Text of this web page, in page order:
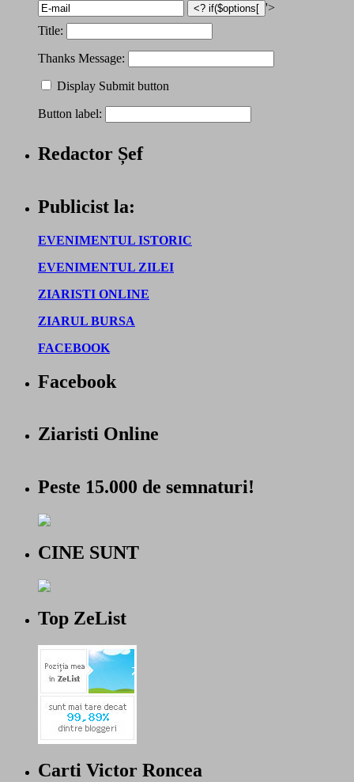
'>
Title:
Thanks Message:
Display Submit button
Button label:
Redactor Șef
Publicist la:
EVENIMENTUL ISTORIC
EVENIMENTUL ZILEI
ZIARISTI ONLINE
ZIARUL BURSA
FACEBOOK
Facebook
Ziaristi Online
Peste 15.000 de semnaturi!
CINE SUNT
Top ZeList
Carti Victor Roncea